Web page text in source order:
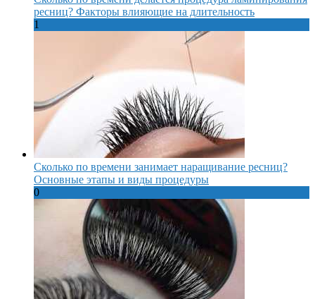
ресниц? Факторы влияющие на длительность
1
Сколько по времени занимает наращивание ресниц?
Основные этапы и виды процедуры
0